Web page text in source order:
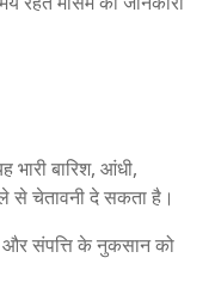
भारी बारिश, आंधी,
से चेतावनी दे सकता है।
संपत्ति के नुकसान को